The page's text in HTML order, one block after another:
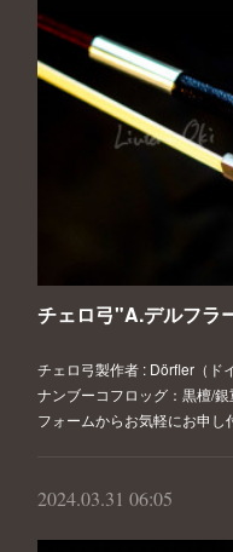
チェロ弓"A.デルフラ
チェロ弓製作者 : Dörfler（ド
ナンブーコフロッグ：黒檀/
フォームからお気軽にお申し
2024.03.31 06:05